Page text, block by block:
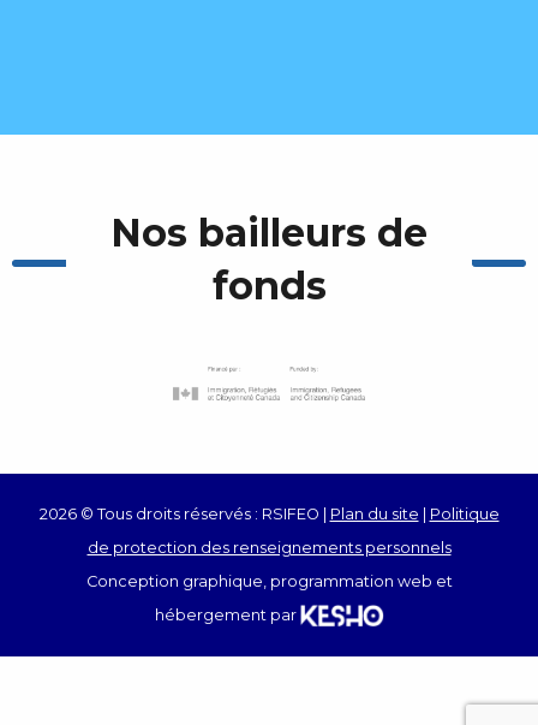
Nos bailleurs de
fonds
2026 © Tous droits réservés : RSIFEO | Plan du site | Politique
de protection des renseignements personnels
Conception graphique, programmation web et
hébergement par